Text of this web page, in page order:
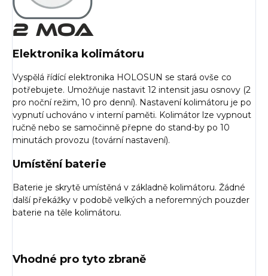
Elektronika kolimátoru
Vyspělá řídící elektronika HOLOSUN se stará ovše co
potřebujete. Umožňuje nastavit 12 intensit jasu osnovy (2
pro noční režim, 10 pro denní). Nastavení kolimátoru je po
vypnutí uchováno v interní paměti. Kolimátor lze vypnout
ručně nebo se samočinně přepne do stand-by po 10
minutách provozu (tovární nastavení).
Umístění baterie
Baterie je skrytě umístěná v základně kolimátoru. Žádné
další překážky v podobě velkých a neforemných pouzder
baterie na těle kolimátoru.
Vhodné pro tyto zbraně